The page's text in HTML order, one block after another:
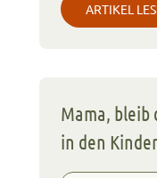
ARTIKEL
Mama,
in den